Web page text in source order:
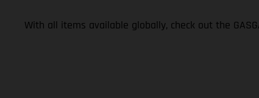
With all items available globally, check out the